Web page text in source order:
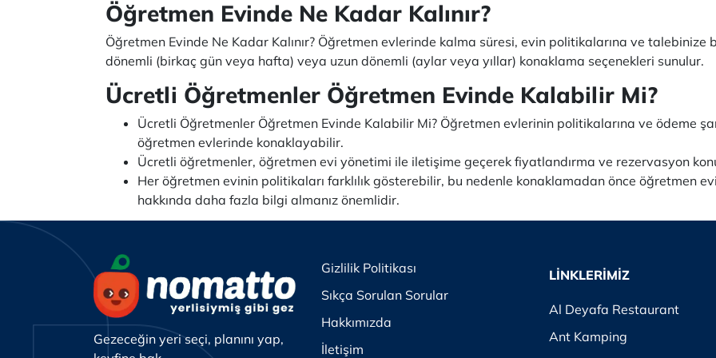
Öğretmen Evinde Ne Kadar Kalınır?
Öğretmen Evinde Ne Kadar Kalınır? Öğretmen evlerinde kalma süresi, evin politikalarına ve talebinize
dönemli (birkaç gün veya hafta) veya uzun dönemli (aylar veya yıllar) konaklama seçenekleri sunulur.
Ücretli Öğretmenler Öğretmen Evinde Kalabilir Mi?
Ücretli Öğretmenler Öğretmen Evinde Kalabilir Mi? Öğretmen evlerinin politikalarına ve ödeme
öğretmen evlerinde konaklayabilir.
Ücretli öğretmenler, öğretmen evi yönetimi ile iletişime geçerek fiyatlandırma ve rezervasyon
Her öğretmen evinin politikaları farklılık gösterebilir, bu nedenle konaklamadan önce öğretmen
hakkında daha fazla bilgi almanız önemlidir.
Gezeceğin yeri seçi, planını yap,
Gizlilik Politikası
Sıkça Sorulan Sorular
Hakkımızda
İletişim
LİNKLERİMİZ
Al Deyafa Restaurant
Ant Kamping